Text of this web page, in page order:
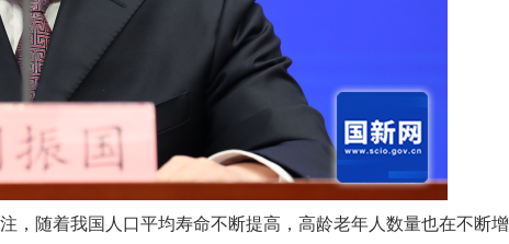
，随着我国人口平均寿命不断提高，高龄老年人数量也在不断增